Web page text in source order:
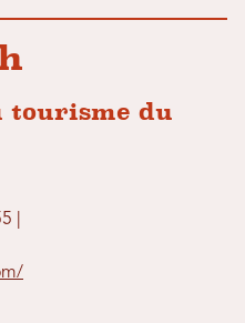
tourisme du
|